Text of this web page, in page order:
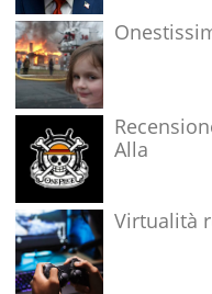
Alla
Virtualità